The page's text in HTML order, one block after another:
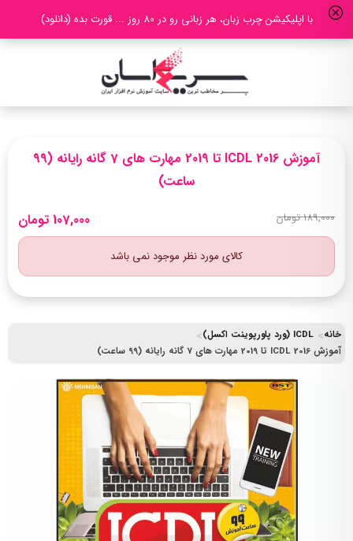
با اپلیکیشن چرب زبان، هر زبانی رو در 80 روز ... قورت بده (دانلود)
خانه
ICDL (ورد پاورپوینت اکسل)
آموزش ICDL 2016 تا 2019 مهارت های 7 گانه رایانه (99 ساعت)
آموزش ICDL 2016 تا 2019 مهارت های 7 گانه رایانه (99
ساعت)
189,000 تومان 107,000 تومان
کالای مورد نظر موجود نمی باشد